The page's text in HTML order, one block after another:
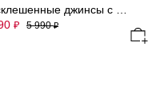
₽ 5 990₽